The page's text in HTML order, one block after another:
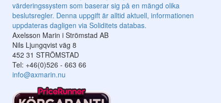
Axelsson Marin i Strömstad AB
Nils Ljungqvist väg 8
452 31 STRÖMSTAD
Tel: +46(0)526 - 663 66
info@axmarin.nu